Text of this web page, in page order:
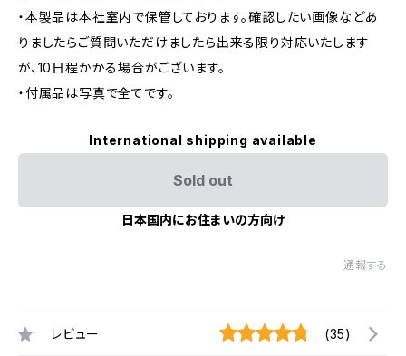
・本製品は本社室内で保管しております。確認したい画像などあ
りましたらご質問いただけましたら出来る限り対応いたします
が、10日程かかる場合がございます。
・付属品は写真で全てです。
International shipping available
Sold out
日本国内にお住まいの方向け
通報する
レビュー (35)